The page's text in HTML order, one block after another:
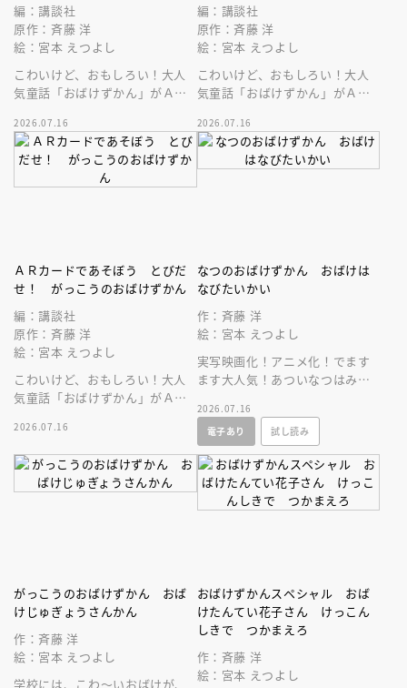
編：講談社
原作：斉藤 洋
絵：宮本 えつよし
こわいけど、おもしろい！大人
気童話「おばけずかん」がＡＲ
2026.07.16
編：講談社
原作：斉藤 洋
絵：宮本 えつよし
こわいけど、おもしろい！大人
気童話「おばけずかん」がＡＲ
2026.07.16
ＡＲカードであそぼう とびだ
せ！ がっこうのおばけずかん
編：講談社
原作：斉藤 洋
絵：宮本 えつよし
こわいけど、おもしろい！大人
気童話「おばけずかん」がＡＲ
2026.07.16
なつのおばけずかん おばけは
なびたいかい
作：斉藤 洋
絵：宮本 えつよし
実写映画化！アニメ化！でます
ます大人気！あついなつはみの
ぱい、でもこの本をよめばだい
じょうぶ！
2026.07.16
電子あり
試し読み
がっこうのおばけずかん おば
けじゅぎょうさんかん
作：斉藤 洋
絵：宮本 えつよし
学校には、こわ～いおばけが、
おばけずかんスペシャル おば
けたんてい花子さん けっこん
しきで つかまえろ
作：斉藤 洋
絵：宮本 えつよし